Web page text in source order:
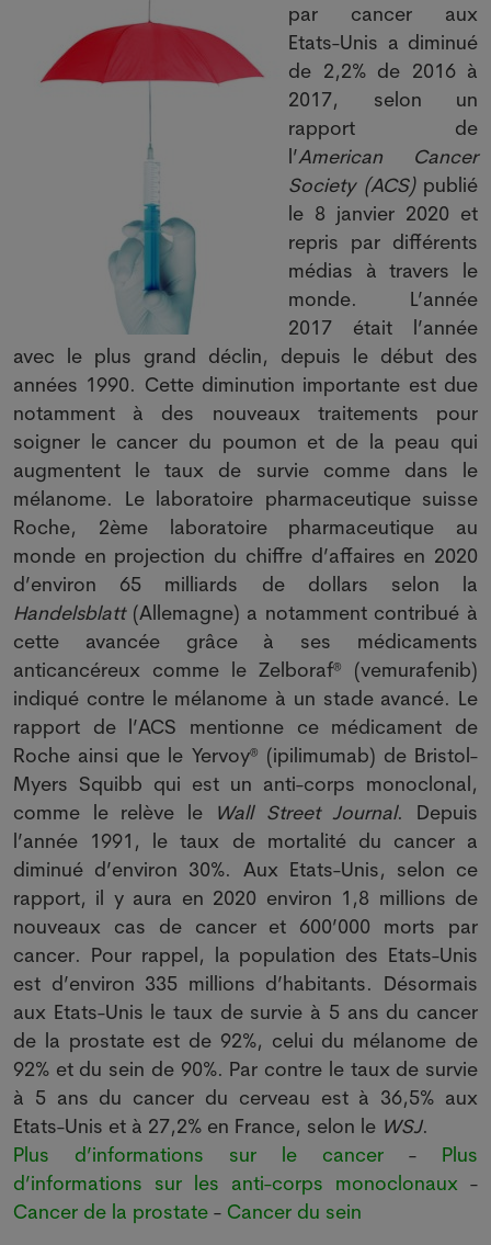
par cancer aux
Etats-Unis a diminué
de 2,2% de 2016 à
2017, selon un
rapport de
l’American Cancer
Society (ACS)publié
le 8 janvier 2020 et
repris par différents
médias à travers le
monde. L’année
2017 était l’année
avec le plus grand déclin, depuis le début des
années 1990. Cette diminution importante est due
notamment à des nouveaux traitements pour
soigner le cancer du poumon et de la peau qui
augmentent le taux de survie comme dans le
mélanome. Le laboratoire pharmaceutique suisse
Roche, 2ème laboratoire pharmaceutique au
monde en projection du chiffre d’affaires en 2020
d’environ 65 milliards de dollars selon la
Handelsblatt(Allemagne) a notamment contribué à
cette avancée grâce à ses médicaments
anticancéreux comme le Zelboraf® (vemurafenib)
indiqué contre le mélanome à un stade avancé. Le
rapport de l’ACS mentionne ce médicament de
Roche ainsi que le Yervoy® (ipilimumab) de Bristol-
Myers Squibb qui est un anti-corps monoclonal,
comme le relève le
Wall Street Journal. Depuis
l’année 1991, le taux de mortalité du cancer a
diminué d’environ 30%. Aux Etats-Unis, selon ce
rapport, il y aura en 2020 environ 1,8 millions de
nouveaux cas de cancer et 600’000 morts par
cancer. Pour rappel, la population des Etats-Unis
est d’environ 335 millions d’habitants. Désormais
aux Etats-Unis le taux de survie à 5 ans du cancer
de la prostate est de 92%, celui du mélanome de
92% et du sein de 90%. Par contre le taux de survie
à 5 ans du cancer du cerveau est à 36,5% aux
Etats-Unis et à 27,2% en France, selon le WSJ.
Plus d’informations sur le cancer - Plus
d’informations sur les anti-corps monoclonaux -
Cancer de la prostate - Cancer du sein